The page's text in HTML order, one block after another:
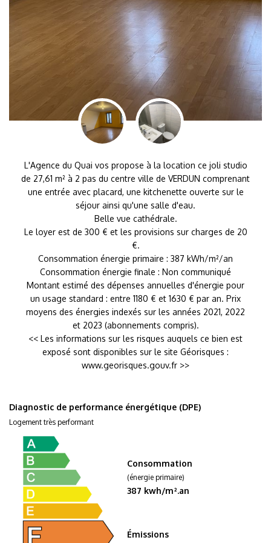
L'Agence du Quai vos propose à la location ce joli studio
de 27,61 m² à 2 pas du centre ville de VERDUN comprenant
une entrée avec placard, une kitchenette ouverte sur le
séjour ainsi qu'une salle d'eau.
Belle vue cathédrale.
Le loyer est de 300 € et les provisions sur charges de 20
€.
Consommation énergie primaire : 387 kWh/m²/an
Consommation énergie finale : Non communiqué
Montant estimé des dépenses annuelles d'énergie pour
un usage standard : entre 1180 € et 1630 € par an. Prix
moyens des énergies indexés sur les années 2021, 2022
et 2023 (abonnements compris).
<< Les informations sur les risques auquels ce bien est
exposé sont disponibles sur le site Géorisques :
www.georisques.gouv.fr >>
Diagnostic de performance énergétique (DPE)
Logement très performant
Consommation
(énergie primaire)
387 kwh/m².an
Émissions